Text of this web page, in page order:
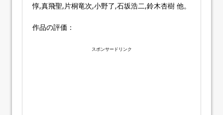
惇,真飛聖,片桐竜次,小野了,石坂浩二,鈴木杏樹 他。
作品の評価：
スポンサードリンク